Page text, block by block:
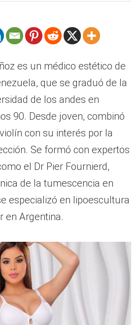
es un médico estético de
que se graduó de la
de los andes en
90. Desde joven, combinó
con su interés por la
Se formó con expertos
el Dr Pier Fournierd,
de la tumescencia en
especializó en lipoescultura
en Argentina.